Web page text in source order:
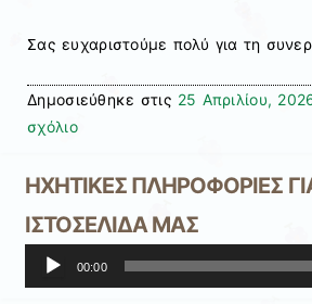
Σας ευχαριστούμε πολύ για τη
Δημοσιεύθηκε στις 25 Απριλίου,
σχόλιο
ΗΧΗΤΙΚΕΣ ΠΛΗΡΟΦΟΡΙΕΣ
ΙΣΤΟΣΕΛΙΔΑ ΜΑΣ
00:00